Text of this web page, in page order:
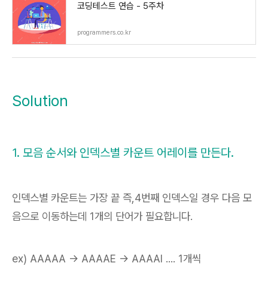
코딩테스트 연습 - 5주차
programmers.co.kr
Solution
1. 모음 순서와 인덱스별 카운트 어레이를 만든다.
인덱스별 카운트는 가장 끝 즉,4번째 인덱스일 경우 다음 모
음으로 이동하는데 1개의 단어가 필요합니다.
ex) AAAAA -> AAAAE -> AAAAI .... 1개씩